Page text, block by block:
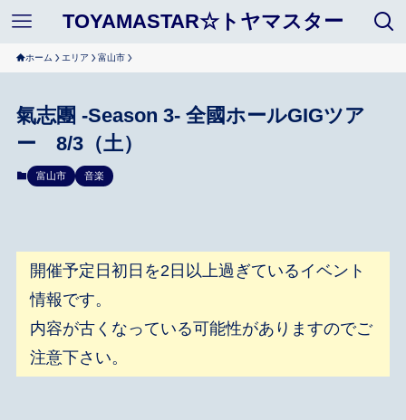
TOYAMASTAR☆トヤマスター
ホーム エリア 富山市
氣志團 -Season 3- 全國ホールGIGツア
ー 8/3（土）
富山市 音楽
開催予定日初日を2日以上過ぎているイベント
情報です。
内容が古くなっている可能性がありますのでご
注意下さい。